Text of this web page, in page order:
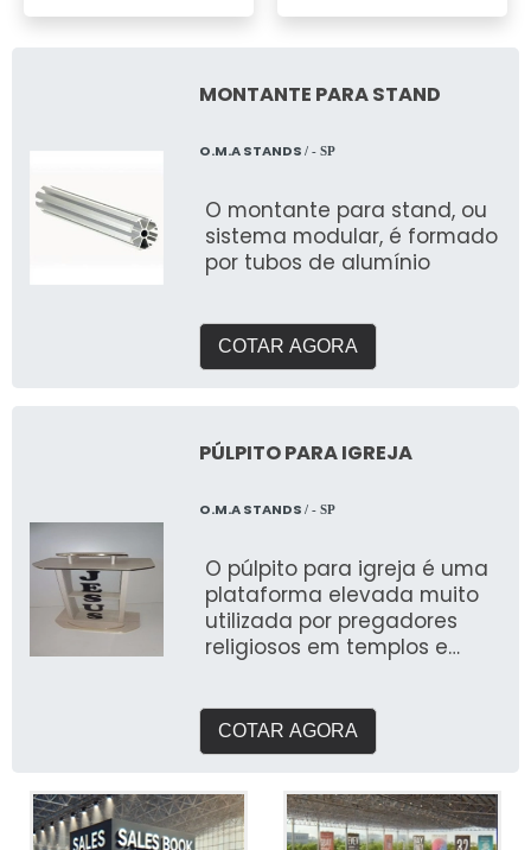
MONTANTE PARA STAND
O.M.A STANDS / - SP
O montante para stand, ou
sistema modular, é formado
por tubos de alumínio
COTAR AGORA
PÚLPITO PARA IGREJA
O.M.A STANDS / - SP
O púlpito para igreja é uma
plataforma elevada muito
utilizada por pregadores
religiosos em templos e
COTAR AGORA